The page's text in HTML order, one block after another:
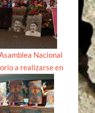
Nacional
a realizarse en